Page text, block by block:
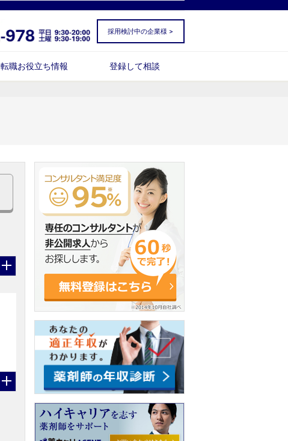
採用検討中の企業様 >
転職お役立ち情報 登録して相談